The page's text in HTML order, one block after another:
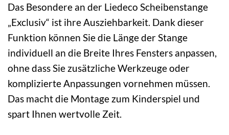
Das Besondere an der Liedeco Scheibenstange
„Exclusiv“ ist ihre Ausziehbarkeit. Dank dieser
Funktion können Sie die Länge der Stange
individuell an die Breite Ihres Fensters anpassen,
ohne dass Sie zusätzliche Werkzeuge oder
komplizierte Anpassungen vornehmen müssen.
Das macht die Montage zum Kinderspiel und
spart Ihnen wertvolle Zeit.